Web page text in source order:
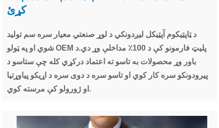
کړئ
د ټاپټیکوم آپټیکل لیږدونکي د لوړ صنعتي معیار سره سم تولید
شوي او په ټولو OEM پلیټ فارمونو کې د 100٪ مداخلې وړ دي.د
باور وړ محصولات به تاسو ته اعتماد درکړي کله چې ستاسو د
پیرودونکو سره کار کوي او تاسو سره د دوی سره د اړیکو پیاوړتیا
او ژورولو کې مرسته کوي.